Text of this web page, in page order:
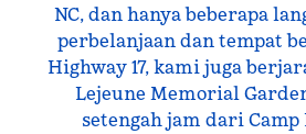
NC, dan hanya beberapa
perbelanjaan dan tempat
Highway 17, kami juga
Lejeune Memorial
setengah jam dari Camp